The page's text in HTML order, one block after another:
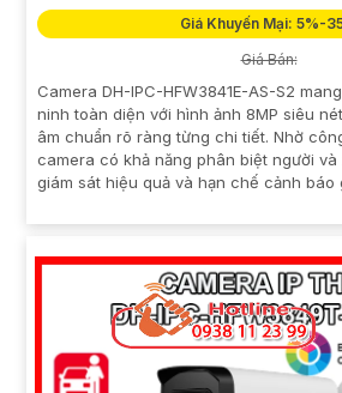
Giá Khuyến Mại: 5%-
Giá Bán:
Camera DH-IPC-HFW3841E-AS-S2
ninh toàn diện với hình ảnh 8MP siêu
âm chuẩn rõ ràng từng chi tiết. Nhờ
camera có khả năng phân biệt người
giám sát hiệu quả và hạn chế cảnh báo